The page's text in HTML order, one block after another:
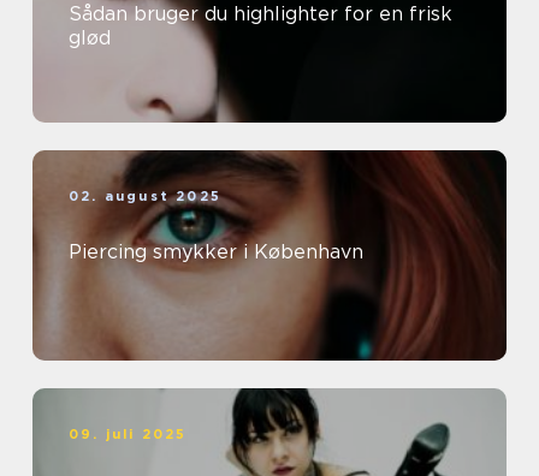
Sådan bruger du highlighter for en frisk
glød
02. august 2025
Piercing smykker i København
09. juli 2025